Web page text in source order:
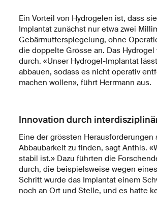
Ein Vorteil von Hydrogelen ist, dass
Implantat zunächst nur etwa zwei
Gebärmutterspiegelung, ohne
die doppelte Grösse an. Das
durch. «Unser Hydrogel-Implantat
abbauen, sodass es nicht operativ
machen wollen», führt Herrmann aus.
Innovation durch
Eine der grössten
Abbaubarkeit zu finden, sagt Anthis.
stabil ist.» Dazu führten die
durch, die beispielsweise wegen
Schritt wurde das Implantat einem
noch an Ort und Stelle, und es hatte